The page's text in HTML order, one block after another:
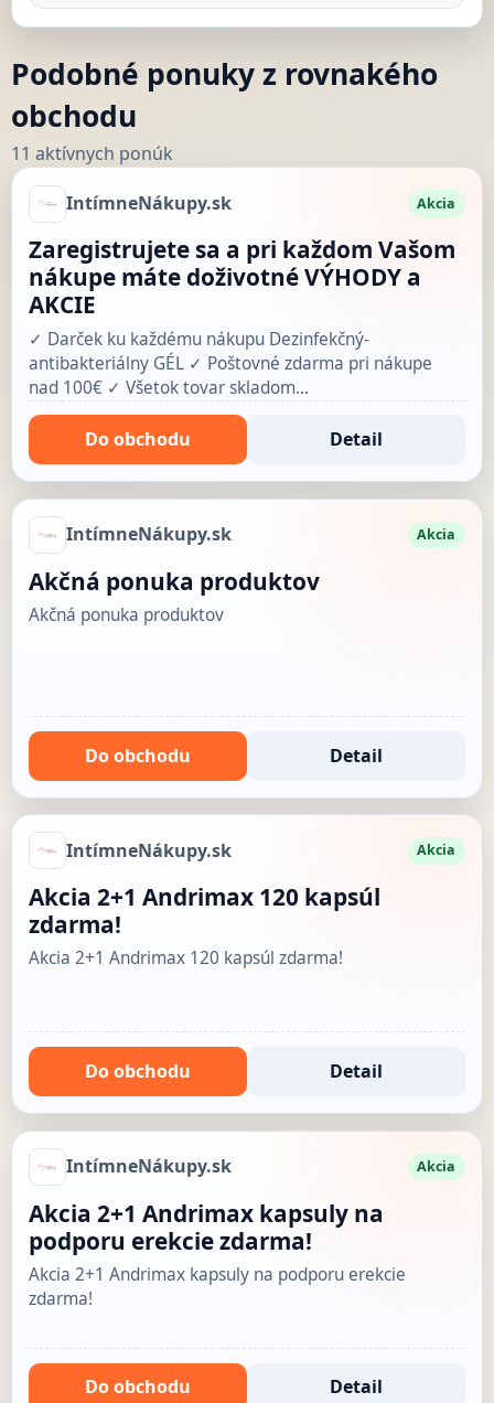
Podobné ponuky z rovnakého
obchodu
11 aktívnych ponúk
IntímneNákupy.sk Akcia
Zaregistrujete sa a pri každom Vašom
nákupe máte doživotné VÝHODY a
AKCIE
✓ Darček ku každému nákupu Dezinfekčný-
antibakteriálny GÉL ✓ Poštovné zdarma pri nákupe
nad 100€ ✓ Všetok tovar skladom…
Do obchodu Detail
IntímneNákupy.sk Akcia
Akčná ponuka produktov
Akčná ponuka produktov
Do obchodu Detail
IntímneNákupy.sk Akcia
Akcia 2+1 Andrimax 120 kapsúl
zdarma!
Akcia 2+1 Andrimax 120 kapsúl zdarma!
Do obchodu Detail
IntímneNákupy.sk Akcia
Akcia 2+1 Andrimax kapsuly na
podporu erekcie zdarma!
Akcia 2+1 Andrimax kapsuly na podporu erekcie
zdarma!
Do obchodu Detail